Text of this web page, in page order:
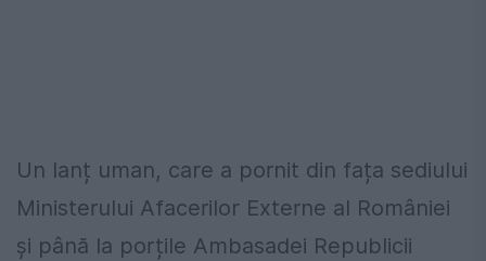
Un lanț uman, care a pornit din fața sediului
Ministerului Afacerilor Externe al României
și până la porțile Ambasadei Republicii